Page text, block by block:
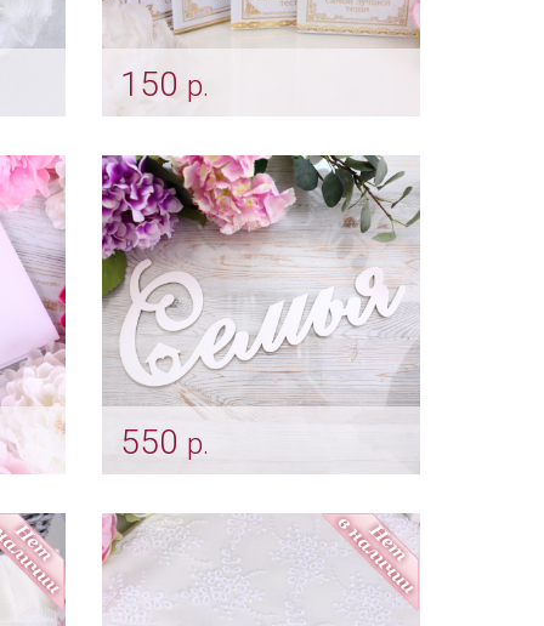
150 р.
родственников
Арт: shtu_0150
550 р.
Арт: fot_0077